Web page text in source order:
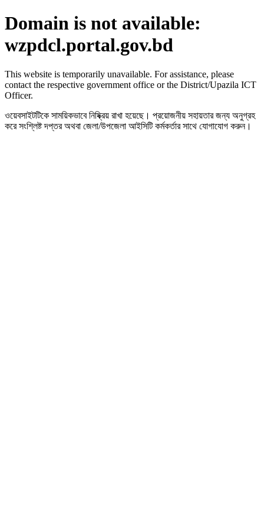
Domain is not available:
wzpdcl.portal.gov.bd
This website is temporarily unavailable. For assistance, please
contact the respective government office or the District/Upazila ICT
Officer.
ওয়েবসাইটটিকে সাময়িকভাবে নিষ্ক্রিয় রাখা হয়েছে। প্রয়োজনীয় সহায়তার জন্য অনুগ্রহ
করে সংশ্লিষ্ট দপ্তর অথবা জেলা/উপজেলা আইসিটি কর্মকর্তার সাথে যোগাযোগ করুন।